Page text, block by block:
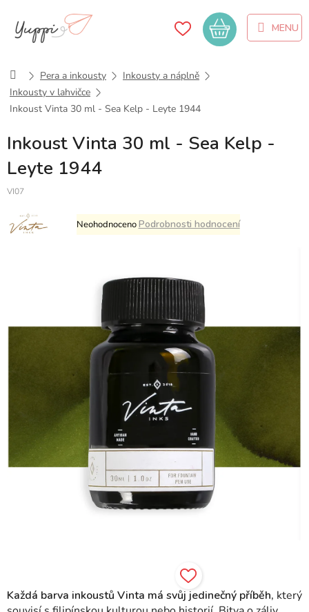
obsah
Nákupní
košík
DomůPera a inkousty
Inkousty a náplně
Inkousty v lahvičce
Inkoust Vinta 30 ml - Sea Kelp - Leyte 1944
Inkoust Vinta 30 ml - Sea Kelp -
Leyte 1944
VI07
Průměrné
hodnocení
hvězdiček.
NeohodnocenoPodrobnosti hodnocení
Každá barva inkoustů Vinta má svůj jedinečný příběh, který